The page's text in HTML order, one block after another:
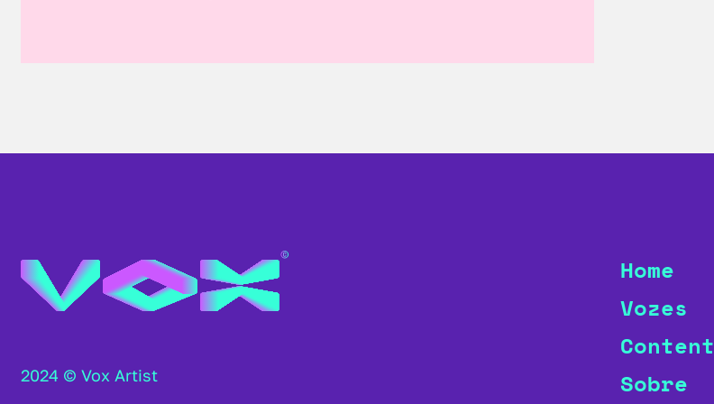
2024 © Vox Artist
Home
Vozes
Content
Sobre